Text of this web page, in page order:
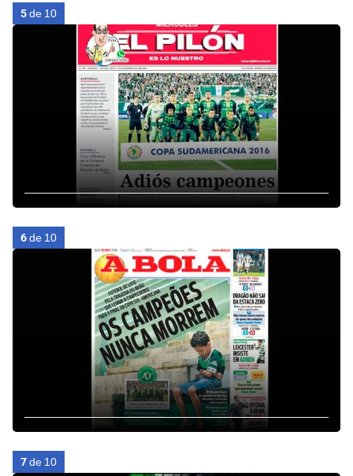
5de 10
6de 10
7de 10